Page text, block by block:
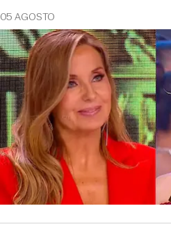
05 AGOSTO